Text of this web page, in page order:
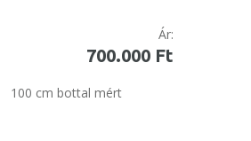
Ár:
700.000 Ft
100 cm bottal mért